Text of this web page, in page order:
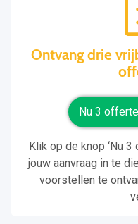
Ontvang drie
Nu 3
Klik op de knop ‘Nu
jouw aanvraag in te
voorstellen te